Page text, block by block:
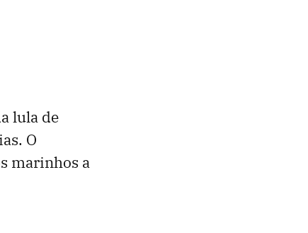
lula de
O
marinhos a